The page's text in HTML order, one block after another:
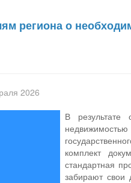
региона о
2026
В результате
комплект
стандартная
забирают